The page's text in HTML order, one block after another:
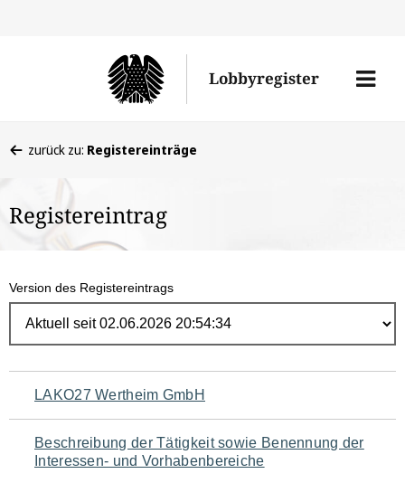
Lobbyregister
Menü
befinden
hier:
zurück zu: Registereinträge
Registereintrag
Version des Registereintrags
Navigation
für
den
LAKO27 Wertheim GmbH
Beschreibung der Tätigkeit sowie Benennung der
Interessen- und Vorhabenbereiche